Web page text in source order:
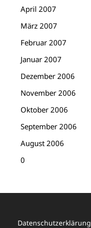
April 2007
März 2007
Februar 2007
Januar 2007
Dezember 2006
November 2006
Oktober 2006
September 2006
August 2006
0
Datenschutzerklärung